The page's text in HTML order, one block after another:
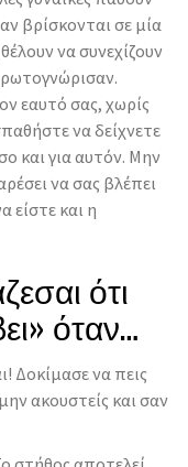
βρίσκονται σε μία
να συνεχίζουν
εαυτό σας, χωρίς
να δείχνετε
και για αυτόν. Μην
να σας βλέπει
είστε και η
ότι
όταν…
Δοκίμασε να πεις
ακουστείς και σαν